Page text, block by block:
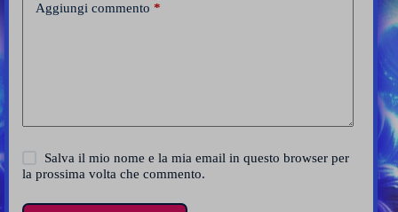
Aggiungi commento *
Salva il mio nome e la mia email in questo browser per
la prossima volta che commento.